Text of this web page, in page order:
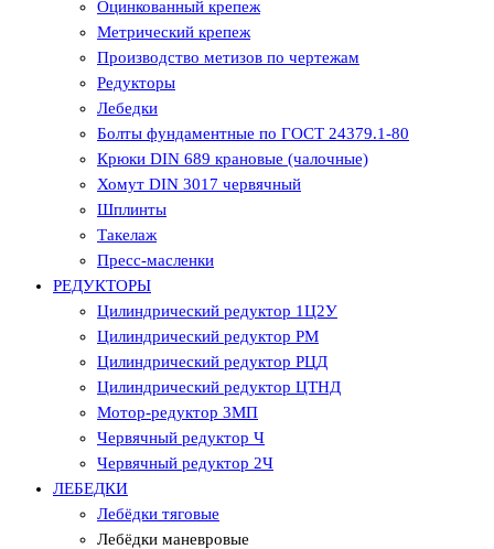
Оцинкованный крепеж
Метрический крепеж
Производство метизов по чертежам
Редукторы
Лебедки
Болты фундаментные по ГОСТ 24379.1-80
Крюки DIN 689 крановые (чалочные)
Хомут DIN 3017 червячный
Шплинты
Такелаж
Пресс-масленки
РЕДУКТОРЫ
Цилиндрический редуктор 1Ц2У
Цилиндрический редуктор РМ
Цилиндрический редуктор РЦД
Цилиндрический редуктор ЦТНД
Мотор-редуктор 3МП
Червячный редуктор Ч
Червячный редуктор 2Ч
ЛЕБЕДКИ
Лебёдки тяговые
Лебёдки маневровые